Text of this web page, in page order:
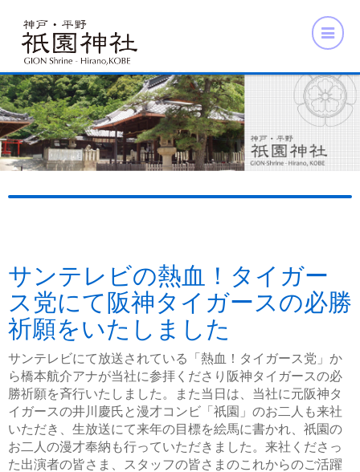
サンテレビの熱血！タイガー
ス党にて阪神タイガースの必勝
祈願をいたしました
サンテレビにて放送されている「熱血！タイガース党」か
ら橋本航介アナが当社に参拝くださり阪神タイガースの必
勝祈願を斉行いたしました。また当日は、当社に元阪神タ
イガースの井川慶氏と漫才コンビ「祇園」のお二人も来社
いただき、生放送にて来年の目標を絵馬に書かれ、祇園の
お二人の漫才奉納も行っていただきました。来社くださっ
た出演者の皆さま、スタッフの皆さまのこれからのご活躍